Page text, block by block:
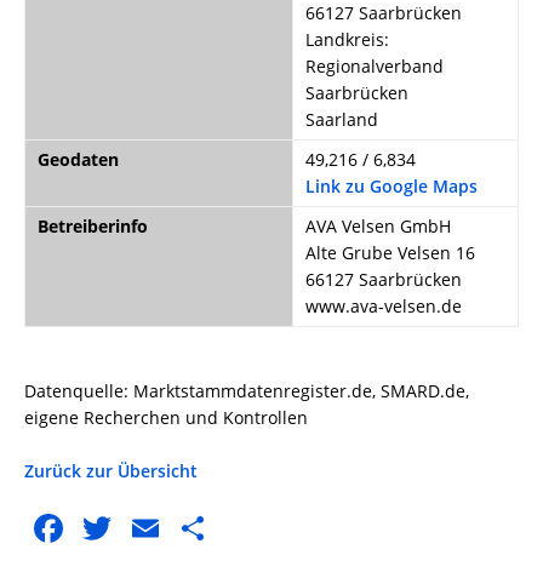
66127 Saarbrücken
Landkreis:
Regionalverband
Saarbrücken
Saarland
Geodaten
49,216 / 6,834
Link zu Google Maps
Betreiberinfo
AVA Velsen GmbH
Alte Grube Velsen 16
66127 Saarbrücken
www.ava-velsen.de
Datenquelle: Marktstammdatenregister.de, SMARD.de,
eigene Recherchen und Kontrollen
Zurück zur Übersicht
F T E